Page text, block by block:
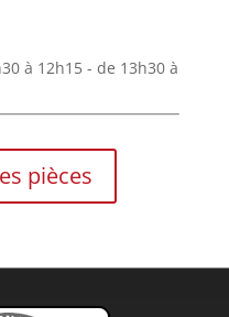
à 12h15 - de 13h30 à
pièces